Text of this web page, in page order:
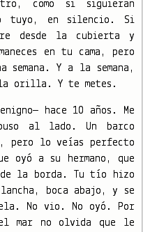
como si siguieran
tuyo, en silencio. Si
desde la cubierta y
en tu cama, pero
semana. Y a la semana,
la orilla. Y te metes.
hace 10 años. Me
al lado. Un barco
pero lo veías perfecto
oyó a su hermano, que
la borda. Tu tío hizo
boca abajo, y se
No vio. No oyó. Por
mar no olvida que le